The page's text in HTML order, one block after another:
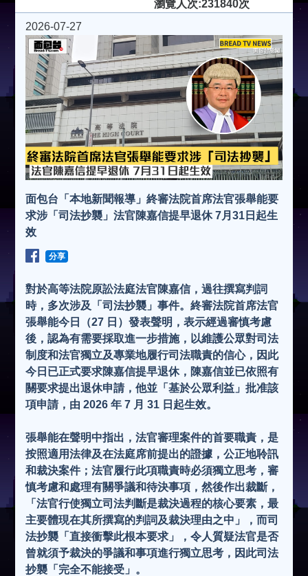
瀏覽人次:231840次
2026-07-27
面包台「本地新聞報導」終審法院首席法官張舉能要
求涉「司法抄襲」法官陳嘉信提早退休 7月31日起生
效
分享
對於高等法院原訟法庭法官陳嘉信，過往撰寫判詞
時，多次涉及「司法抄襲」事件。終審法院首席法官
張舉能今日（27 日）發表聲明，表示經過審慎考慮
後，認為有需要採取進一步措施，以維護公眾對司法
制度和法官獨立及專業地履行司法職責的信心，因此
今日已正式要求陳嘉信提早退休，陳嘉信並已依照有
關要求提出退休申請，他並「基於公眾利益」批准該
項申請，由 2026 年 7 月 31 日起生效。
張舉能在聲明中指出，法官審理案件的首要職責，是
按照適用法律及在法庭席前提出的證據，公正地聆訊
和裁決案件；法官履行此項職責時必須獨立思考，審
慎考慮和處理有關爭議和待決事項，然後作出裁斷，
「法官行使獨立司法判斷是裁決過程的核心要素，最
主要體現在其所撰寫的判詞及裁決理由之中」，而司
法抄襲「直接衝擊此根本要求」，令人質疑法官是否
曾就須予裁決的爭議和事項進行獨立思考，因此司法
抄襲「完全不能接受」。